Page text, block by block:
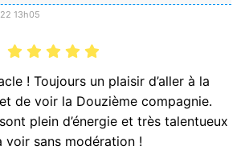
13h05
! Toujours un plaisir d’aller à la
de voir la Douzième compagnie.
plein d’énergie et très talentueux
voir sans modération !